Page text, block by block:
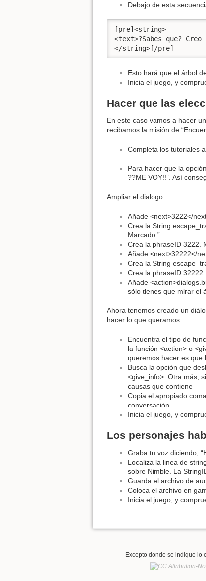
Debajo de esta
[pre]<string>
<text>?Sabes que?
</string>[/pre]
Esto hará que el árbol
Inicia el juego, y
Hacer que las
En este caso vamos a hacer
recibamos la misión de
Completa los tutoriales
Para hacer que la
??ME VOY!!”. Así
Ampliar el dialogo
Añade <next>3222</
Crea la String
Marcado.”
Crea la phraseID 3222.
Añade <next>32222</
Crea la String
Crea la phraseID
Añade
sólo tienes que mirar el
Ahora tenemos creado un
hacer lo que queramos.
Encuentra el tipo de
la función <action> o
queremos hacer es que
Busca la opción que
<give_info>. Otra más,
causas que contiene
Copia el apropiado
conversación
Inicia el juego, y
Los personajes
Graba tu voz diciendo,
Localiza la linea de
sobre Nimble. La
Guarda el archivo de
Coloca el archivo en
Inicia el juego, y
Excepto donde se indique lo